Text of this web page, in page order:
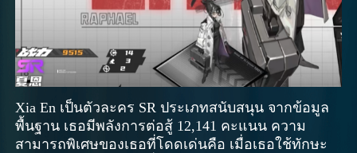
Xia En เป็นตัวละคร SR ประเภทสนับสนุน จากข้อมูล
พื้นฐาน เธอมีพลังการต่อสู้ 12,141 คะแนน ความ
สามารถพิเศษของเธอที่โดดเด่นคือ เมื่อเธอใช้ทักษะ